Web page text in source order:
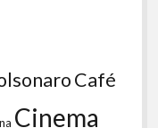
Café
Cinema